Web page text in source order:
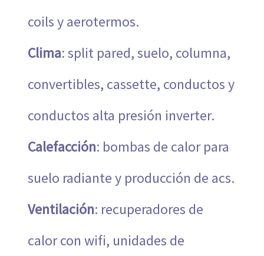
coils y aerotermos.
Clima: split pared, suelo, columna,
convertibles, cassette, conductos y
conductos alta presión inverter.
Calefacción: bombas de calor para
suelo radiante y producción de acs.
Ventilación: recuperadores de
calor con wifi, unidades de